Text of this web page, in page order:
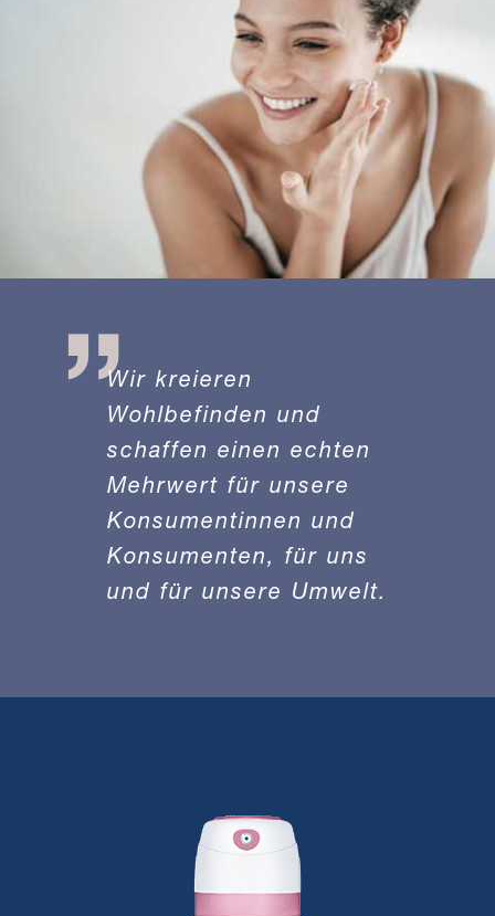
Wir kreieren
Wohlbefinden und
schaffen einen echten
Mehrwert für unsere
Konsumentinnen und
Konsumenten, für uns
und für unsere Umwelt.